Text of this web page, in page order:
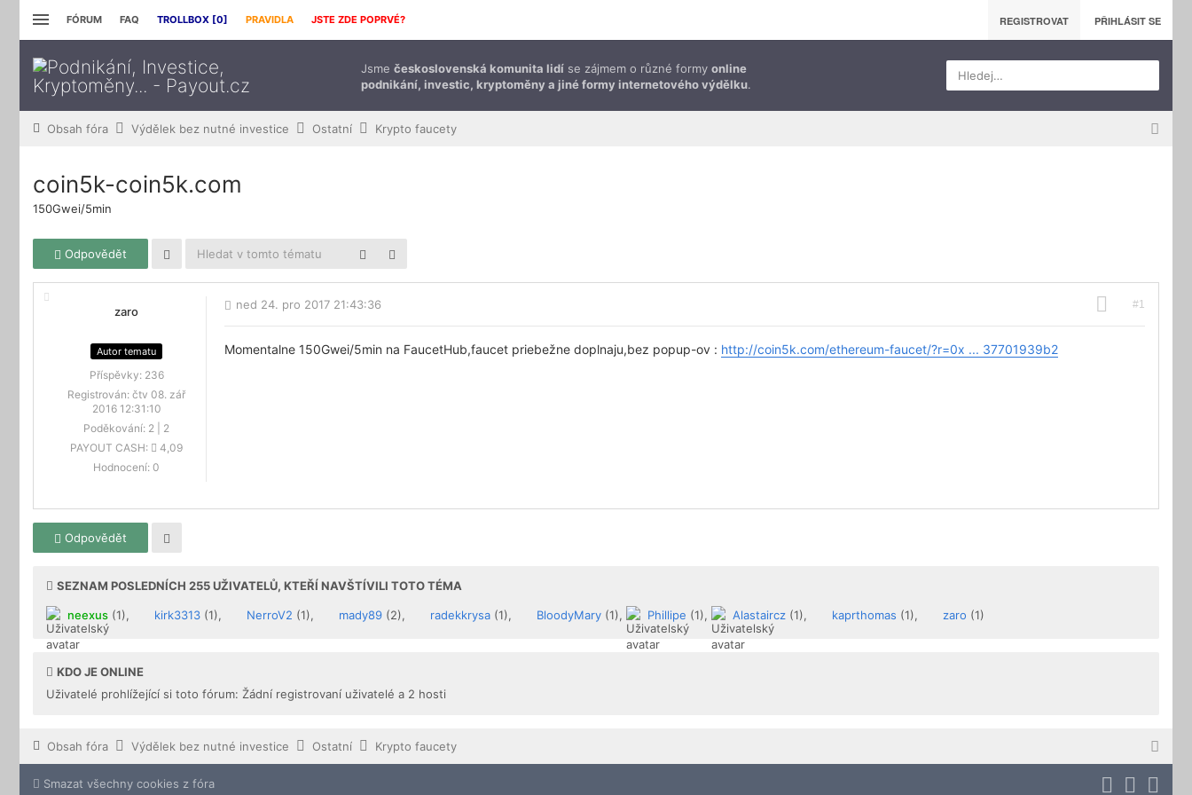
FÓRUM FAQ TROLLBOX [0] PRAVIDLA JSTE ZDE POPRVÉ? REGISTROVAT PŘIHLÁSIT SE
Jsme československá komunita lidí se zájmem o různé formy online
podnikání, investic, kryptoměny a jiné formy internetového výdělku.
Hledej…
Obsah fóra Výdělek bez nutné investice Ostatní Krypto faucety
coin5k-coin5k.com
150Gwei/5min
Odpovědět
zaro
Autor tematu
Příspěvky: 236
Registrován: čtv 08. zář
2016 12:31:10
Poděkování: 2
2
PAYOUT CASH:
4,09
Hodnocení: 0
#1
ned 24. pro 2017 21:43:36
Momentalne 150Gwei/5min na FaucetHub,faucet priebežne doplnaju,bez popup-ov : http://coin5k.com/ethereum-faucet/?r=0x ... 37701939b2
Odpovědět
SEZNAM POSLEDNÍCH 255UŽIVATELŮ, KTEŘÍ NAVŠTÍVILI TOTO TÉMA
neexus (1), kirk3313 (1), NerroV2 (1), mady89 (2), radekkrysa (1), BloodyMary (1), Phillipe (1), Alastaircz (1), kaprthomas (1), zaro (1)
KDO JE ONLINE
Uživatelé prohlížející si toto fórum: Žádní registrovaní uživatelé a 2 hosti
Obsah fóra Výdělek bez nutné investice Ostatní Krypto faucety
Smazat všechny cookies z fóra